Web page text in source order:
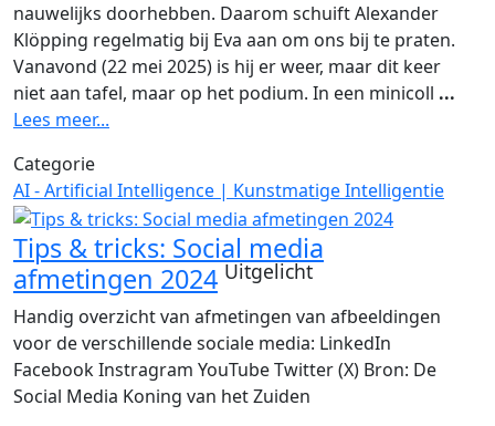
nauwelijks doorhebben. Daarom schuift Alexander
Klöpping regelmatig bij Eva aan om ons bij te praten.
Vanavond (22 mei 2025) is hij er weer, maar dit keer
niet aan tafel, maar op het podium. In een minicoll ...
Lees meer...
Categorie
AI - Artificial Intelligence | Kunstmatige Intelligentie
Tips & tricks: Social media
afmetingen 2024 Uitgelicht
Handig overzicht van afmetingen van afbeeldingen
voor de verschillende sociale media: LinkedIn
Facebook Instragram YouTube Twitter (X) Bron: De
Social Media Koning van het Zuiden